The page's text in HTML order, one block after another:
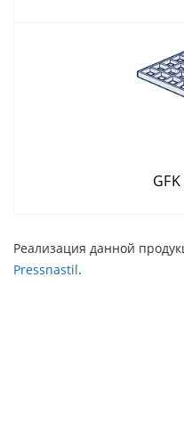
Реализация данной
Pressnastil.